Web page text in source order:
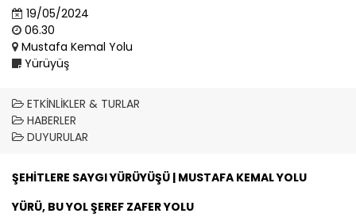
19/05/2024
06.30
Mustafa Kemal Yolu
Yürüyüş
ETKINLIKLER & TURLAR
HABERLER
DUYURULAR
ŞEHİTLERE SAYGI YÜRÜYÜŞÜ | MUSTAFA KEMAL YOLU
YÜRÜ, BU YOL ŞEREF ZAFER YOLU